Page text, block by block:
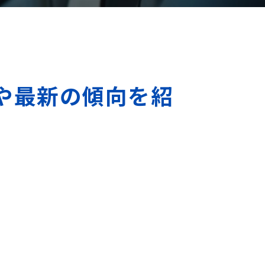
最新の傾向を紹